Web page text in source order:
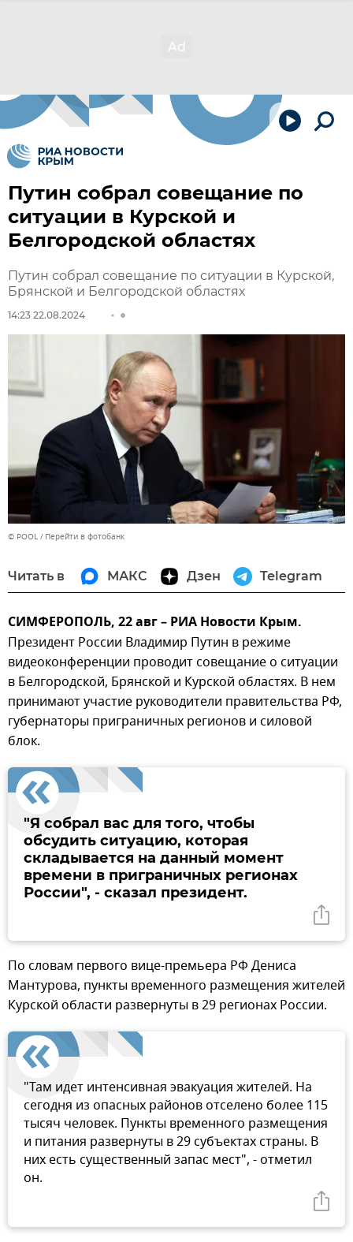
Путин собрал совещание по
ситуации в Курской и
Белгородской областях
Путин собрал совещание по ситуации в Курской,
Брянской и Белгородской областях
14:23 22.08.2024
© POOL Перейти в фотобанк
Читать в МАКС Дзен Telegram
СИМФЕРОПОЛЬ, 22 авг – РИА Новости Крым.
Президент России Владимир Путин в режиме
видеоконференции проводит совещание о ситуации
в Белгородской, Брянской и Курской областях. В нем
принимают участие руководители правительства РФ,
губернаторы приграничных регионов и силовой
блок.
"Я собрал вас для того, чтобы
обсудить ситуацию, которая
складывается на данный момент
времени в приграничных регионах
России", - сказал президент.
По словам первого вице-премьера РФ Дениса
Мантурова, пункты временного размещения жителей
Курской области развернуты в 29 регионах России.
"Там идет интенсивная эвакуация жителей. На
сегодня из опасных районов отселено более 115
тысяч человек. Пункты временного размещения
и питания развернуты в 29 субъектах страны. В
них есть существенный запас мест", - отметил
он.